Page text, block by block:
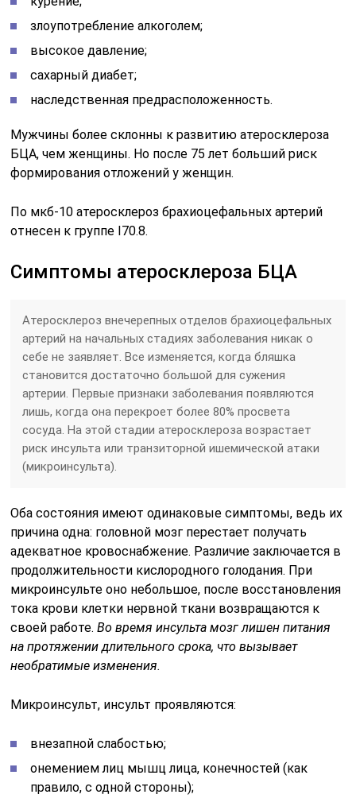
злоупотребление алкоголем;
высокое давление;
сахарный диабет;
наследственная предрасположенность.
Мужчины более склонны к развитию атеросклероза
БЦА, чем женщины. Но после 75 лет больший риск
формирования отложений у женщин.
По мкб-10 атеросклероз брахиоцефальных артерий
отнесен к группе І70.8.
Симптомы атеросклероза БЦА
Атеросклероз внечерепных отделов брахиоцефальных
артерий на начальных стадиях заболевания никак о
себе не заявляет. Все изменяется, когда бляшка
становится достаточно большой для сужения
артерии. Первые признаки заболевания появляются
лишь, когда она перекроет более 80% просвета
сосуда. На этой стадии атеросклероза возрастает
риск инсульта или транзиторной ишемической атаки
(микроинсульта).
Оба состояния имеют одинаковые симптомы, ведь их
причина одна: головной мозг перестает получать
адекватное кровоснабжение. Различие заключается в
продолжительности кислородного голодания. При
микроинсульте оно небольшое, после восстановления
тока крови клетки нервной ткани возвращаются к
своей работе.Во время инсульта мозг лишен питания
на протяжении длительного срока, что вызывает
необратимые изменения.
Микроинсульт, инсульт проявляются:
внезапной слабостью;
онемением лиц мышц лица, конечностей (как
правило, с одной стороны);